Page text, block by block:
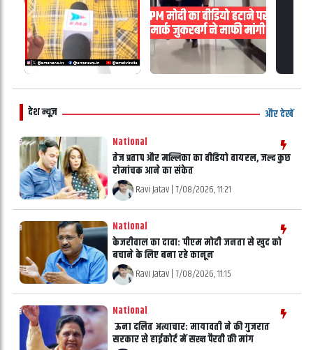
देश न्यूज़
और देखें
National
तेज प्रताप और मल्लिका का वीडियो वायरल, जल्द कुछ
रोमांचक आने का संकेत
Ravi Jatav| 7/08/2026, 11:21
National
केजरीवाल का दावा: पीएम मोदी जनता से खुद को
बचाने के लिए बना रहे कानून
Ravi Jatav| 7/08/2026, 11:15
National
ऊना दलित अत्याचार: मायावती ने की गुजरात
सरकार से हाईकोर्ट में सख्त पैरवी की मांग